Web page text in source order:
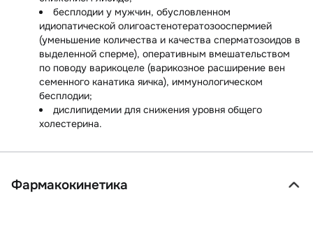
бесплодии у мужчин, обусловленном
идиопатической олигоастенотератозооспермией
(уменьшение количества и качества сперматозоидов в
выделенной сперме), оперативным вмешательством
по поводу варикоцеле (варикозное расширение вен
семенного канатика яичка), иммунологическом
бесплодии;
дислипидемии для снижения уровня общего
холестерина.
Фармакокинетика